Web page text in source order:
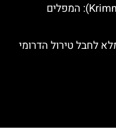
מפלי קרימל (Krimmler Wasserfälle): המפלים
לחבל טירול הדרומי